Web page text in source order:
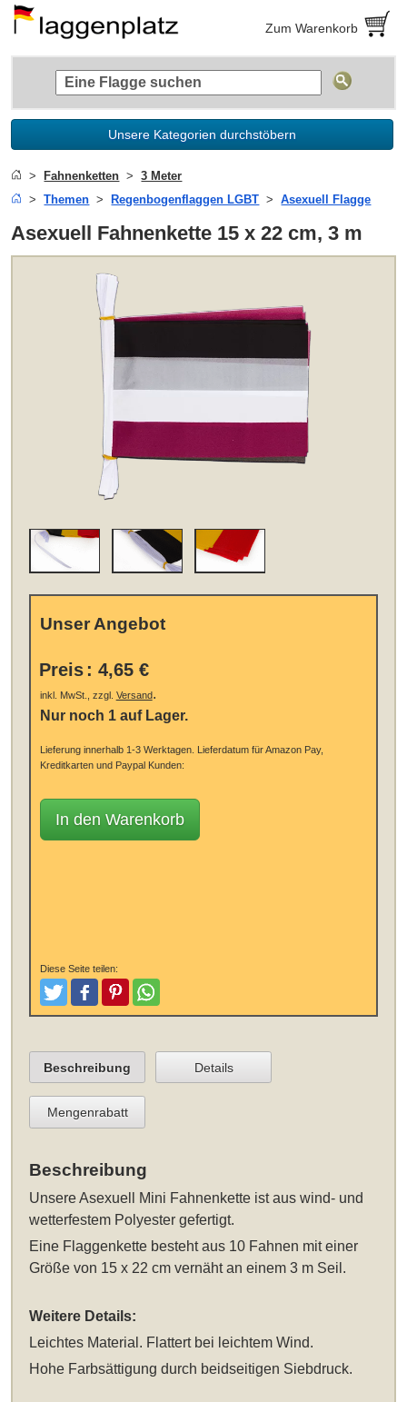
Zum Warenkorb
Unsere Kategorien durchstöbern
Fahnenketten
3 Meter
Themen
Regenbogenflaggen LGBT Asexuell Flagge
Asexuell Fahnenkette 15 x 22 cm, 3 m
Unser Angebot
Preis : 4,65 €
inkl. MwSt., zzgl. Versand.
Nur noch 1 auf Lager.
Lieferung innerhalb 1-3 Werktagen. Lieferdatum für Amazon Pay,
Kreditkarten und Paypal Kunden:
In den Warenkorb
Diese Seite teilen:
TweetenPostenPinterestTeilen
Beschreibung Details
Mengenrabatt
Beschreibung
UnsereAsexuell Mini Fahnenkette ist aus wind- und
wetterfestem Polyester gefertigt.
Eine Flaggenkette besteht aus 10 Fahnen mit einer
Größe von 15 x 22 cm vernäht an einem 3 m Seil.
Weitere Details:
Leichtes Material. Flattert bei leichtem Wind.
Hohe Farbsättigung durch beidseitigen Siebdruck.